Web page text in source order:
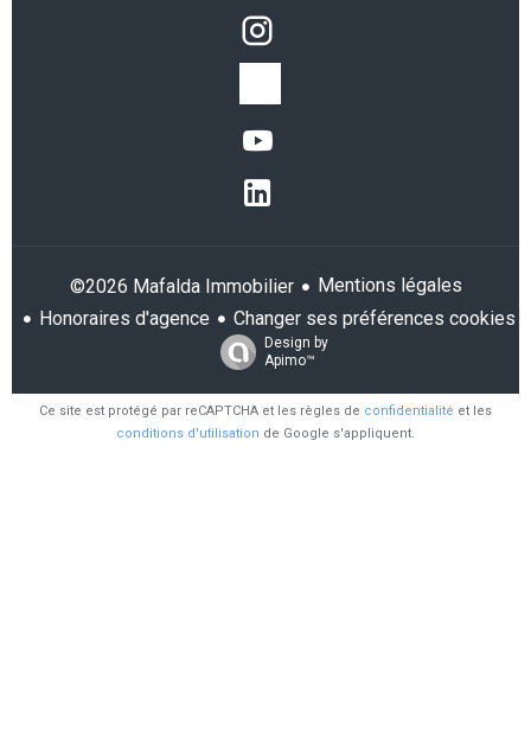
©2026 Mafalda Immobilier
Mentions légales
Honoraires d'agence
Changer ses préférences cookies
Design by
Apimo™
Ce site est protégé par reCAPTCHA et les règles de confidentialité et les
conditions d'utilisation de Google s'appliquent.